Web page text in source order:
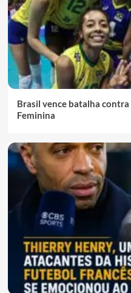
Brasil vence batalha
Feminina